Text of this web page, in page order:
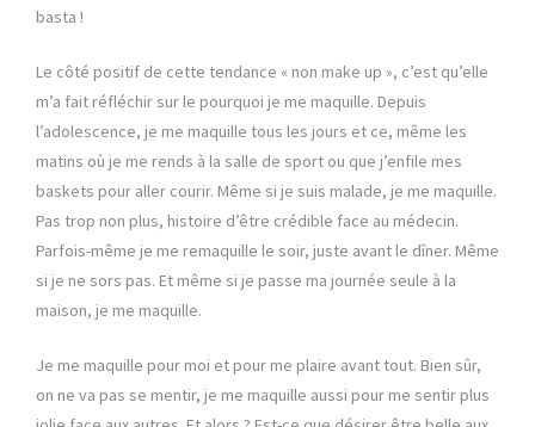
basta !
Le côté positif de cette tendance « non make up », c’est qu’elle
m’a fait réfléchir sur le pourquoi je me maquille. Depuis
l’adolescence, je me maquille tous les jours et ce, même les
matins où je me rends à la salle de sport ou que j’enfile mes
baskets pour aller courir. Même si je suis malade, je me maquille.
Pas trop non plus, histoire d’être crédible face au médecin.
Parfois-même je me remaquille le soir, juste avant le dîner. Même
si je ne sors pas. Et même si je passe ma journée seule à la
maison, je me maquille.
Je me maquille pour moi et pour me plaire avant tout. Bien sûr,
on ne va pas se mentir, je me maquille aussi pour me sentir plus